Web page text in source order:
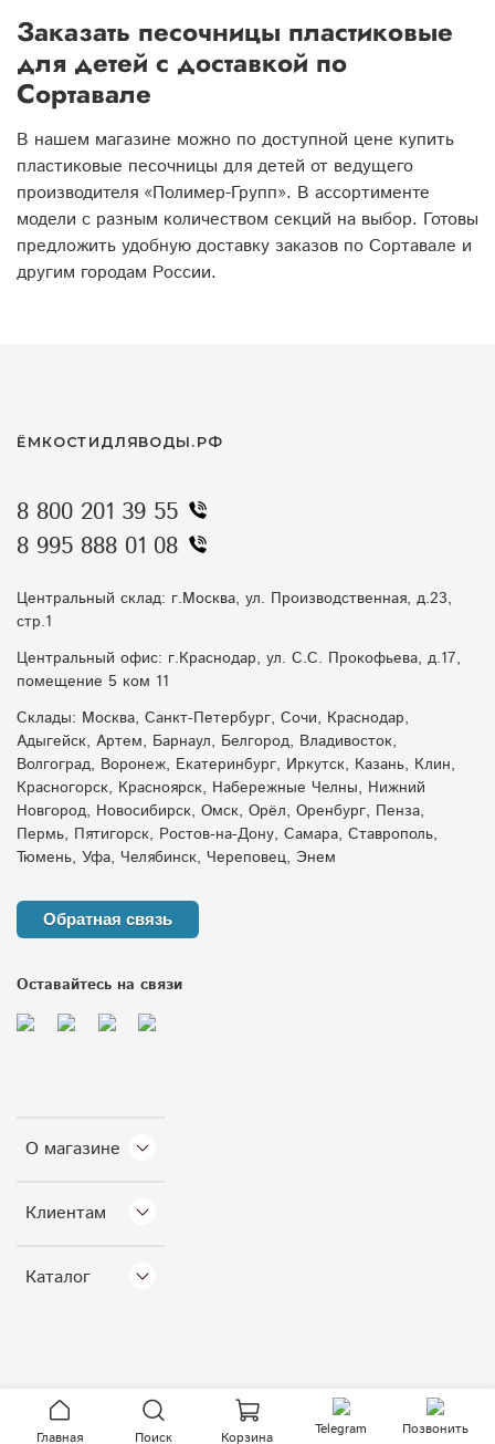
Заказать песочницы пластиковые
для детей с доставкой по
Сортавале
В нашем магазине можно по доступной цене купить
пластиковые песочницы для детей от ведущего
производителя «Полимер-Групп». В ассортименте
модели с разным количеством секций на выбор. Готовы
предложить удобную доставку заказов по Сортавале и
другим городам России.
О магазине
Клиентам
Каталог
ЁМКОСТИДЛЯВОДЫ.РФ
8 800 201 39 55
8 995 888 01 08
Центральный склад: г.Москва, ул. Производственная, д.23,
стр.1
Центральный офис: г.Краснодар, ул. С.С. Прокофьева, д.17,
помещение 5 ком 11
Склады: Москва, Санкт-Петербург, Сочи, Краснодар,
Адыгейск, Артем, Барнаул, Белгород, Владивосток,
Волгоград, Воронеж, Екатеринбург, Иркутск, Казань, Клин,
Красногорск, Красноярск, Набережные Челны, Нижний
Новгород, Новосибирск, Омск, Орёл, Оренбург, Пенза,
Пермь, Пятигорск, Ростов-на-Дону, Самара, Ставрополь,
Тюмень, Уфа, Челябинск, Череповец, Энем
Обратная связь
Оставайтесь на связи
Главная Поиск Корзина Telegram Позвонить